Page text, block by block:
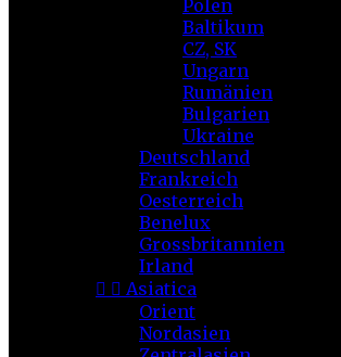
Polen
Baltikum
CZ, SK
Ungarn
Rumänien
Bulgarien
Ukraine
Deutschland
Frankreich
Oesterreich
Benelux
Grossbritannien
Irland
  Asiatica
Orient
Nordasien